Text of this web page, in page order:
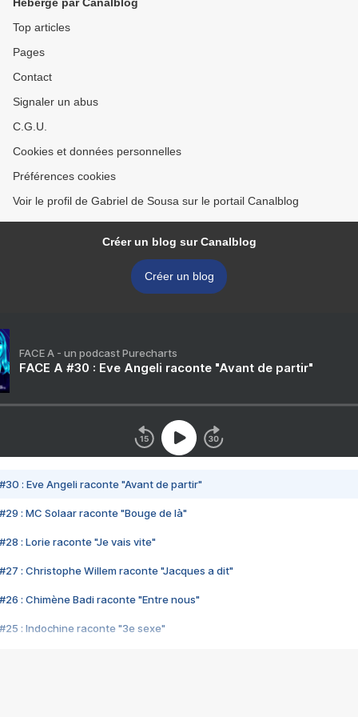
Top articles
Pages
Contact
Signaler un abus
C.G.U.
Cookies et données personnelles
Préférences cookies
Voir le profil de Gabriel de Sousa sur le portail Canalblog
Créer un blog sur Canalblog
Créer un blog
FACE A - un podcast Purecharts
FACE A #30 : Eve Angeli raconte "Avant de partir"
#30 : Eve Angeli raconte "Avant de partir"
#29 : MC Solaar raconte "Bouge de là"
#28 : Lorie raconte "Je vais vite"
#27 : Christophe Willem raconte "Jacques a dit"
#26 : Chimène Badi raconte "Entre nous"
#25 : Indochine raconte "3e sexe"